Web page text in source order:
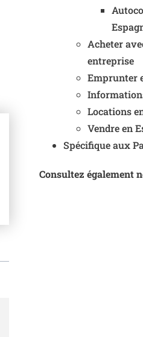
Acheter
entreprise
Emprunter
Locations
Vendre en
Spécifique aux
Consultez également